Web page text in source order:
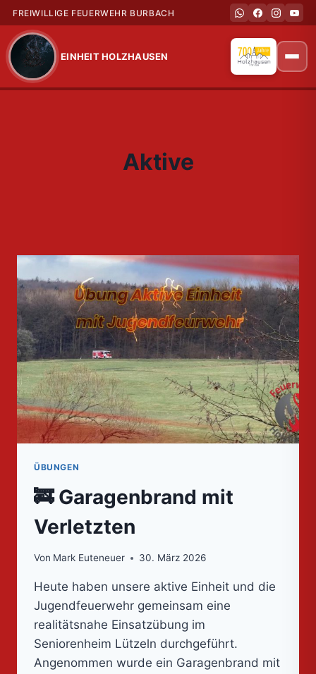
FREIWILLIGE FEUERWEHR BURBACH
EINHEIT HOLZHAUSEN
Aktive
ÜBUNGEN
🚒 Garagenbrand mit
Verletzten
Von Mark Euteneuer 30. März 2026
Heute haben unsere aktive Einheit und die
Jugendfeuerwehr gemeinsam eine
realitätsnahe Einsatzübung im
Seniorenheim Lützeln durchgeführt.
Angenommen wurde ein Garagenbrand mit